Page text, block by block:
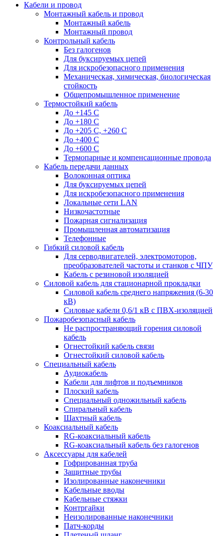
Кабели и провод
Монтажный кабель и провод
Монтажный кабель
Монтажный провод
Контрольный кабель
Без галогенов
Для буксируемых цепей
Для искробезопасного применения
Механическая, химическая, биологическая
стойкость
Общепромышленное применение
Термостойкий кабель
До +145 С
До +180 C
До +205 С, +260 С
До +400 C
До +600 С
Термопарные и компенсационные провода
Кабель передачи данных
Волоконная оптика
Для буксируемых цепей
Для искробезопасного применения
Локальные сети LAN
Низкочастотные
Пожарная сигнализация
Промышленная автоматизация
Телефонные
Гибкий силовой кабель
Для серводвигателей, электромоторов,
преобразователей частоты и станков с ЧПУ
Кабель с резиновой изоляцией
Силовой кабель для стационарной прокладки
Силовой кабель среднего напряжения (6-30
кВ)
Силовые кабели 0,6/1 кВ с ПВХ-изоляцией
Пожаробезопасный кабель
Не распространяющий горения силовой
кабель
Огнестойкий кабель связи
Огнестойкий силовой кабель
Специальный кабель
Аудиокабель
Кабели для лифтов и подъемников
Плоский кабель
Специальный одножильный кабель
Спиральный кабель
Шахтный кабель
Коаксиальный кабель
RG-коаксиальный кабель
RG-коаксиальный кабель без галогенов
Аксессуары для кабелей
Гофрированная труба
Защитные трубы
Изолированные наконечники
Кабельные вводы
Кабельные стяжки
Контргайки
Неизолированные наконечники
Патч-корды